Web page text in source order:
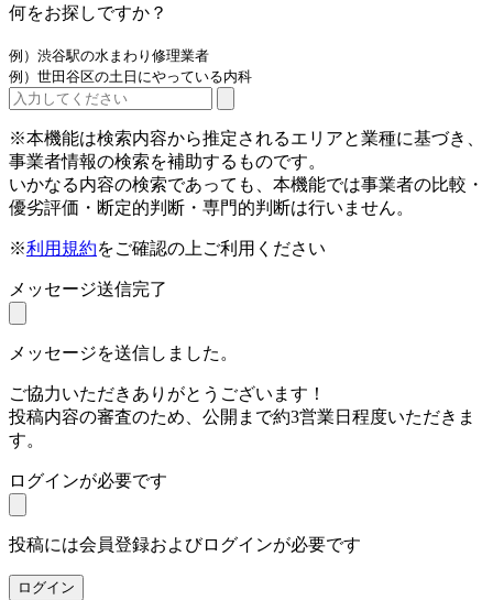
何をお探しですか？
例）渋谷駅の水まわり修理業者
例）世田谷区の土日にやっている内科
※本機能は検索内容から推定されるエリアと業種に基づき、
事業者情報の検索を補助するものです。
いかなる内容の検索であっても、本機能では事業者の比較・
優劣評価・断定的判断・専門的判断は行いません。
※利用規約をご確認の上ご利用ください
メッセージ送信完了
メッセージを送信しました。
ご協力いただきありがとうございます！
投稿内容の審査のため、公開まで約3営業日程度いただきま
す。
ログインが必要です
投稿には会員登録およびログインが必要です
ログイン